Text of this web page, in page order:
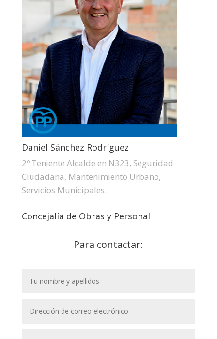
Daniel Sánchez Rodríguez
2º Teniente Alcalde en N323, Seguridad
Ciudadana, Mantenimiento Urbano,
Servicios Municipales.
Concejalía de Obras y Personal
Para contactar: